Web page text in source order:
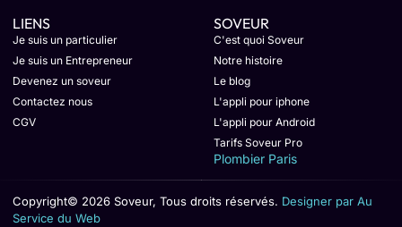
LIENS
Je suis un particulier
Je suis un Entrepreneur
Devenez un soveur
Contactez nous
CGV
SOVEUR
C'est quoi Soveur
Notre histoire
Le blog
L'appli pour iphone
L'appli pour Android
Tarifs Soveur Pro
Plombier Paris
Copyright© 2026 Soveur, Tous droits réservés. Designer par Au
Service du Web